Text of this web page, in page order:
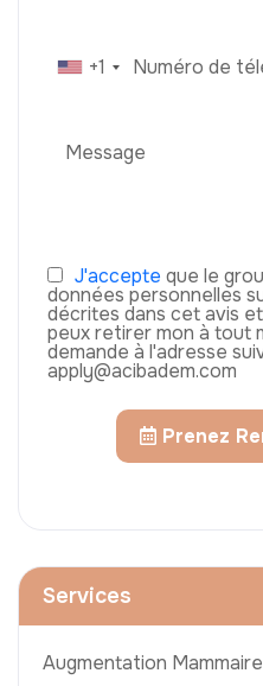
+1
J'accepte que le
données personnelles
décrites dans cet avis
peux retirer mon à tout
demande à l'adresse
apply@acibadem.com
Prenez
Services
Augmentation Mammaire